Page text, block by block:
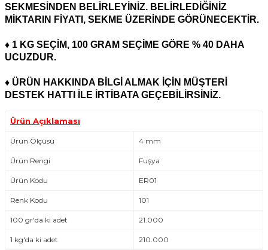
SEKMESİNDEN BELİRLEYİNİZ. BELİRLEDİĞİNİZ
MİKTARIN FİYATI, SEKME ÜZERİNDE GÖRÜNECEKTİR.
♦ 1 KG SEÇİM, 100 GRAM SEÇİME GÖRE % 40 DAHA
UCUZDUR.
♦ ÜRÜN HAKKINDA BİLGİ ALMAK İÇİN MÜŞTERİ
DESTEK HATTI İLE İRTİBATA GEÇEBİLİRSİNİZ.
Ürün Açıklaması
Ürün Ölçüsü 4 mm
Ürün Rengi Fuşya
Ürün Kodu ER01
Renk Kodu 101
100 gr'da ki adet 21.000
1 kg'da ki adet 210.000